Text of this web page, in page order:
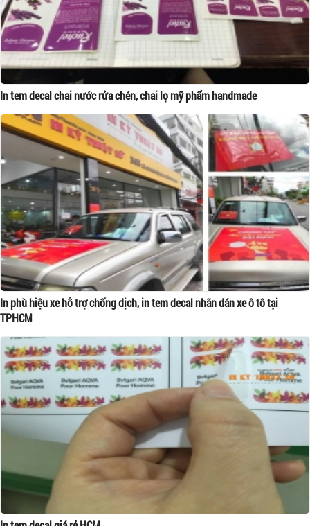
In tem decal chai nước rửa chén, chai lọ mỹ phẩm handmade
In phù hiệu xe hỗ trợ chống dịch, in tem decal nhãn dán xe ô tô tại
TPHCM